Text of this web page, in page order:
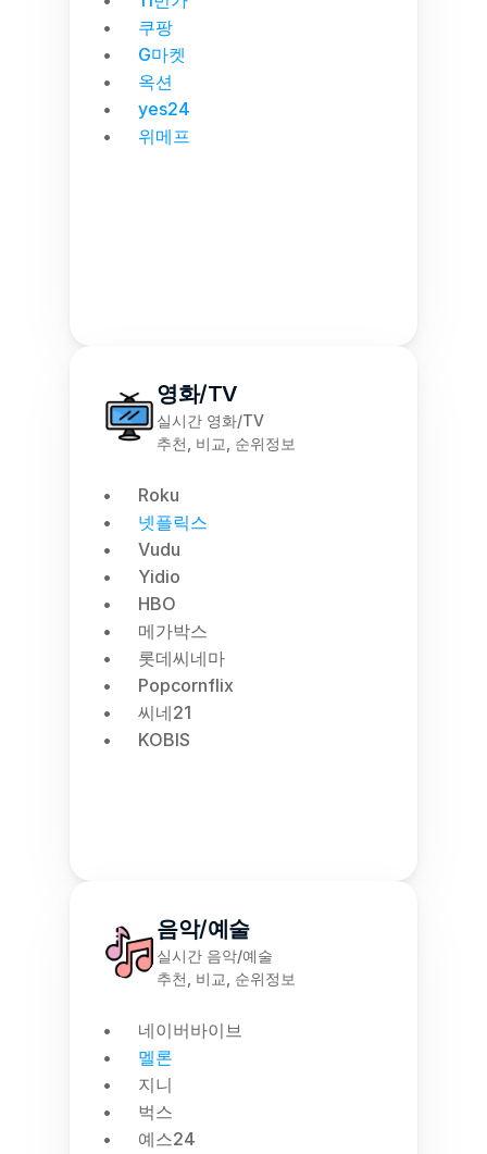
쿠팡
G마켓
옥션
yes24
위메프
영화/TV
실시간 영화/TV
추천, 비교, 순위정보
Roku
넷플릭스
Vudu
Yidio
HBO
메가박스
롯데씨네마
Popcornflix
씨네21
KOBIS
음악/예술
실시간 음악/예술
추천, 비교, 순위정보
네이버바이브
멜론
지니
벅스
예스24